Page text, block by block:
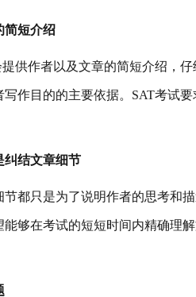
简短介绍
供作者以及文章的简短介绍，
作目的的主要依据。SAT考试
纠结文章细节
都只是为了说明作者的思考和
能够在考试的短短时间内精确理